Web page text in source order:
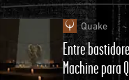
Quake
Entre
Machine para